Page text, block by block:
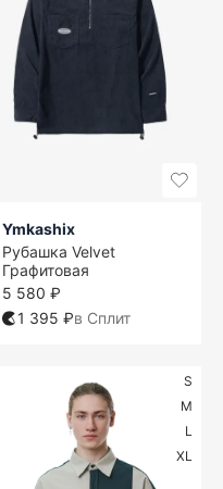
Ymkashix
Рубашка Velvet
Графитовая
5 580 ₽
1 395 ₽в Сплит
S
M
L
XL